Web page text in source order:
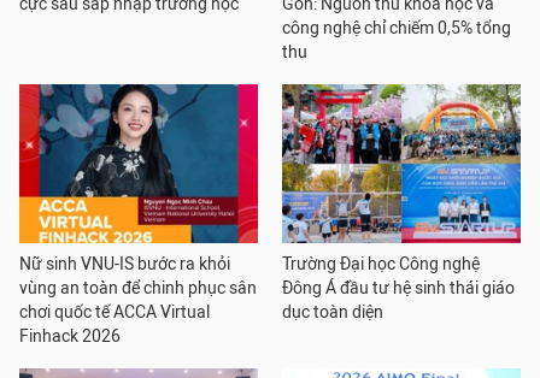
cực sau sáp nhập trường học
Gòn: Nguồn thu khoa học và
công nghệ chỉ chiếm 0,5% tổng
thu
Nữ sinh VNU-IS bước ra khỏi
vùng an toàn để chinh phục sân
chơi quốc tế ACCA Virtual
Finhack 2026
Trường Đại học Công nghệ
Đông Á đầu tư hệ sinh thái giáo
dục toàn diện